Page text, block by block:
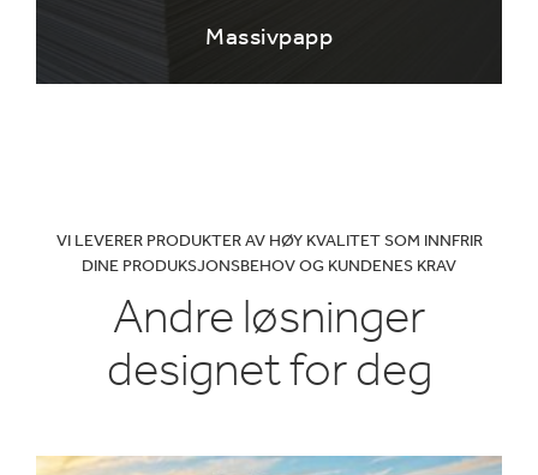
Massivpapp
VI LEVERER PRODUKTER AV HØY KVALITET SOM INNFRIR
DINE PRODUKSJONSBEHOV OG KUNDENES KRAV
Andre løsninger
designet for deg